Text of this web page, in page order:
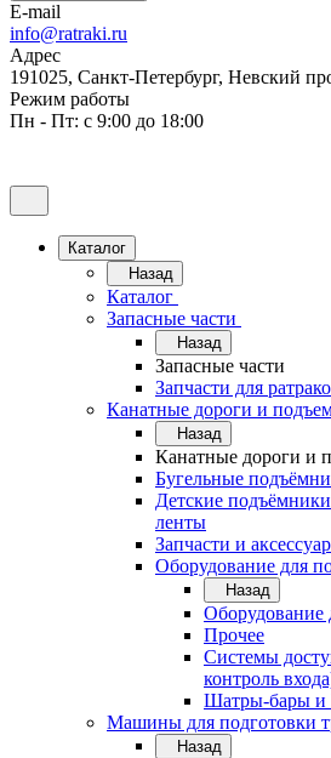
E-mail
info@ratraki.ru
Адрес
191025, Санкт-Петербург, Невский
Режим работы
Пн - Пт: с 9:00 до 18:00
Каталог
Назад
Каталог
Запасные части
Назад
Запасные части
Запчасти для
Канатные дороги и
Назад
Канатные дороги и
Бугельные
Детские
ленты
Запчасти и
Оборудование для
Назад
Оборудование
Прочее
Системы
контроль
Шатры-бары и
Машины для подготовки
Назад